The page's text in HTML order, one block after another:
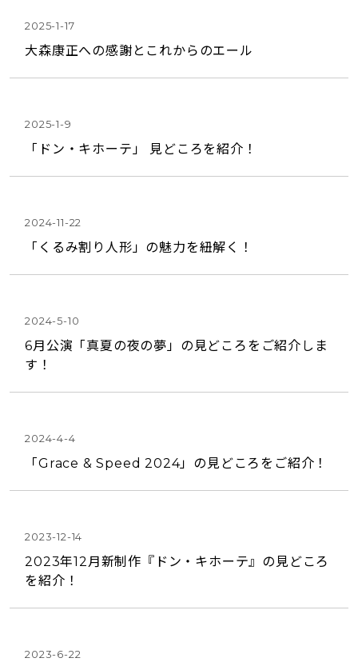
2025-1-17
大森康正への感謝とこれからのエール
2025-1-9
「ドン・キホーテ」 見どころを紹介！
2024-11-22
「くるみ割り人形」の魅力を紐解く！
2024-5-10
6月公演「真夏の夜の夢」の見どころをご紹介しま
す！
2024-4-4
「Grace & Speed 2024」の見どころをご紹介！
2023-12-14
2023年12月新制作『ドン・キホーテ』の見どころ
を紹介！
2023-6-22